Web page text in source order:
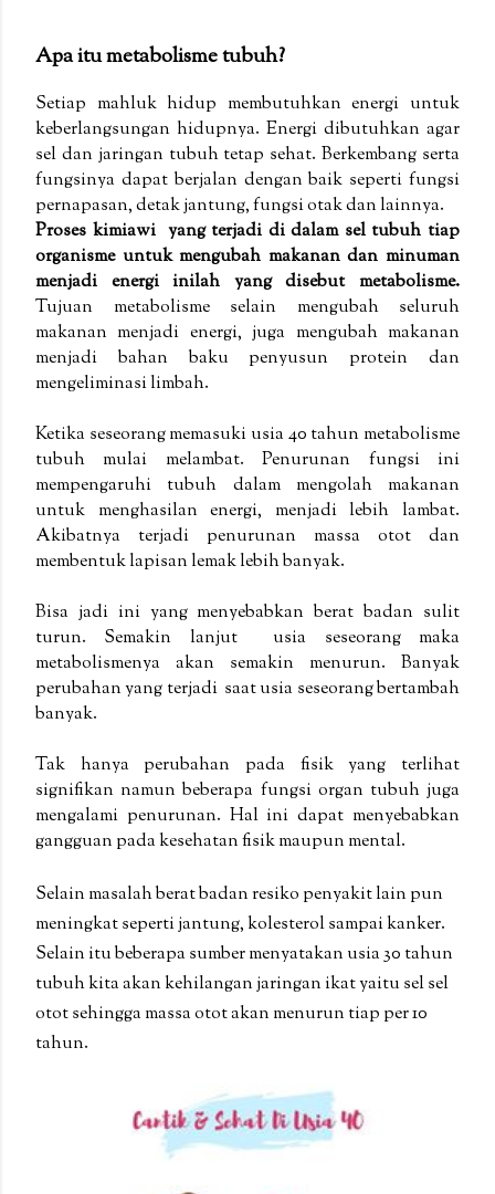
Apa itu metabolisme tubuh?
Setiap mahluk hidup membutuhkan energi untuk
keberlangsungan hidupnya. Energi dibutuhkan agar
sel dan jaringan tubuh tetap sehat. Berkembang serta
fungsinya dapat berjalan dengan baik seperti fungsi
pernapasan, detak jantung, fungsi otak dan lainnya.
Proses kimiawi yang terjadi di dalam sel tubuh tiap
organisme untuk mengubah makanan dan minuman
menjadi energi inilah yang disebut metabolisme.
Tujuan metabolisme selain mengubah seluruh
makanan menjadi energi, juga mengubah makanan
menjadi bahan baku penyusun protein dan
mengeliminasi limbah.
Ketika seseorang memasuki usia 40 tahun metabolisme
tubuh mulai melambat. Penurunan fungsi ini
mempengaruhi tubuh dalam mengolah makanan
untuk menghasilan energi, menjadi lebih lambat.
Akibatnya terjadi penurunan massa otot dan
membentuk lapisan lemak lebih banyak.
Bisa jadi ini yang menyebabkan berat badan sulit
turun. Semakin lanjut usia seseorang maka
metabolismenya akan semakin menurun. Banyak
perubahan yang terjadi saat usia seseorang bertambah
banyak.
Tak hanya perubahan pada fisik yang terlihat
signifikan namun beberapa fungsi organ tubuh juga
mengalami penurunan. Hal ini dapat menyebabkan
gangguan pada kesehatan fisik maupun mental.
Selain masalah berat badan resiko penyakit lain pun
meningkat seperti jantung, kolesterol sampai kanker.
Selain itu beberapa sumber menyatakan usia 30 tahun
tubuh kita akan kehilangan jaringan ikat yaitu sel sel
otot sehingga massa otot akan menurun tiap per 10
tahun.